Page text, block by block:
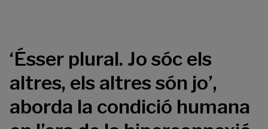
‘Ésser plural. Jo sóc els
altres, els altres són jo’,
aborda la condició humana